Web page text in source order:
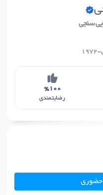
سنجی
%100
رضایتمندی
حضوری